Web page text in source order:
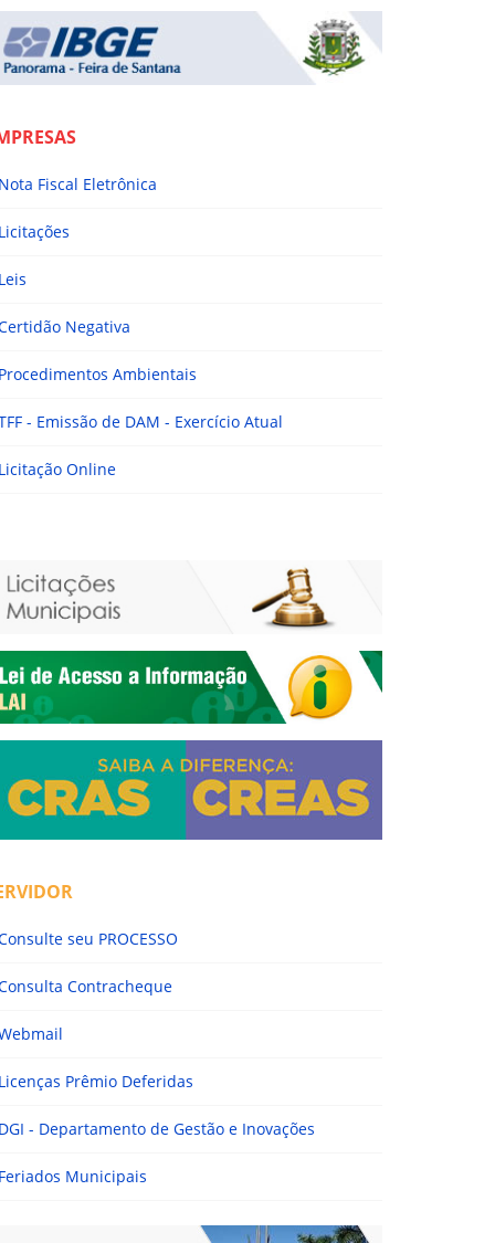
Fiscal Eletrônica
Negativa
Ambientais
- Emissão de DAM - Exercício Atual
Online
seu PROCESSO
Contracheque
Prêmio Deferidas
- Departamento de Gestão e Inovações
Municipais